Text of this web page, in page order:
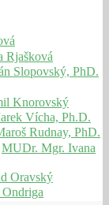
Rjašková
Slopovský, PhD.
Knorovský
Vícha, Ph.D.
Rudnay, PhD.
MUDr. Mgr. Ivana
Oravský